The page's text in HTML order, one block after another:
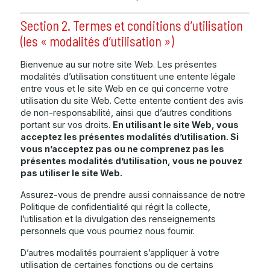
Section 2. Termes et conditions d’utilisation
(les « modalités d’utilisation »)
Bienvenue au sur notre site Web. Les présentes
modalités d’utilisation constituent une entente légale
entre vous et le site Web en ce qui concerne votre
utilisation du site Web. Cette entente contient des avis
de non-responsabilité, ainsi que d’autres conditions
portant sur vos droits. En utilisant le site Web, vous
acceptez les présentes modalités d’utilisation. Si
vous n’acceptez pas ou ne comprenez pas les
présentes modalités d’utilisation, vous ne pouvez
pas utiliser le site Web.
Assurez-vous de prendre aussi connaissance de notre
Politique de confidentialité qui régit la collecte,
l’utilisation et la divulgation des renseignements
personnels que vous pourriez nous fournir.
D’autres modalités pourraient s’appliquer à votre
utilisation de certaines fonctions ou de certains